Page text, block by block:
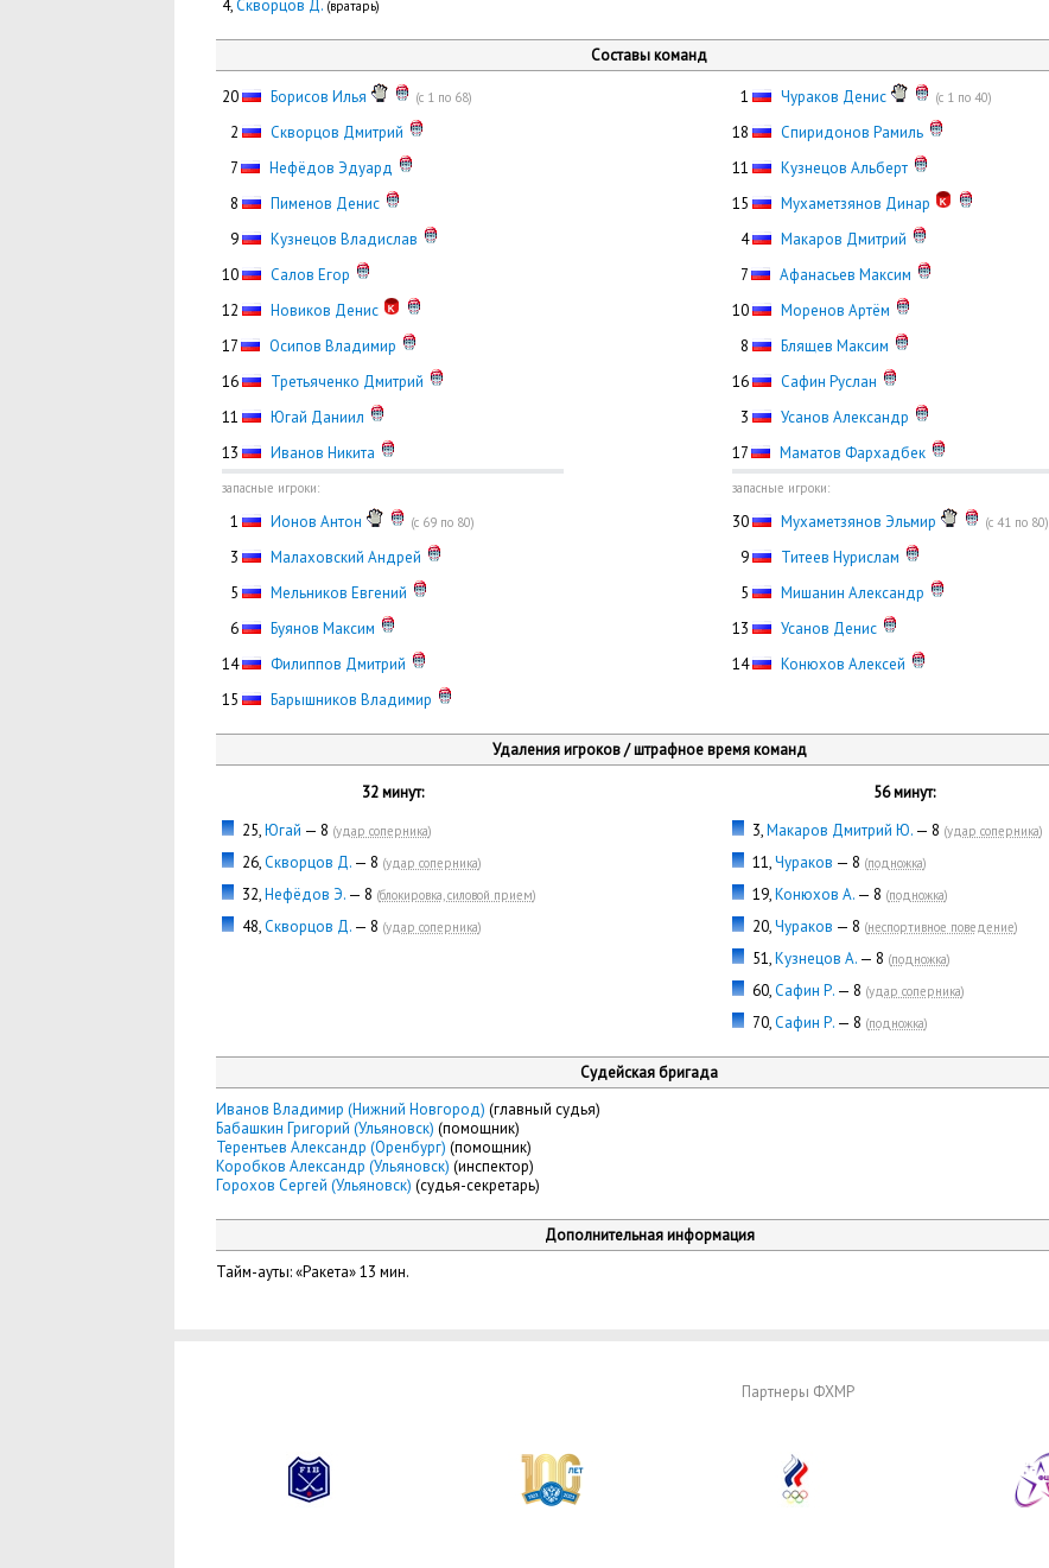
4,Скворцов Д. (вратарь)
Составы команд
20 Борисов Илья (с 1 по 68)
2
Скворцов Дмитрий
7
Нефёдов Эдуард
8
Пименов Денис
9
Кузнецов Владислав
10
Салов Егор
12
Новиков Денис
17
Осипов Владимир
16
Третьяченко Дмитрий
11
Югай Даниил
13
Иванов Никита
запасные игроки:
1 Ионов Антон (с 69 по 80)
3
Малаховский Андрей
5
Мельников Евгений
6
Буянов Максим
14
Филиппов Дмитрий
15
Барышников Владимир
1 Чураков Денис (с 1 по 40)
18
Спиридонов Рамиль
11
Кузнецов Альберт
15
Мухаметзянов Динар
4
Макаров Дмитрий
7
Афанасьев Максим
10
Моренов Артём
8
Блящев Максим
16
Сафин Руслан
3
Усанов Александр
17
Маматов Фархадбек
запасные игроки:
30 Мухаметзянов Эльмир (с 41 по 80)
9
Титеев Нурислам
5
Мишанин Александр
13
Усанов Денис
14
Конюхов Алексей
Удаления игроков / штрафное время команд
32 минут:
25,Югай — 8 (удар соперника)
26,Скворцов Д. — 8 (удар соперника)
32,Нефёдов Э. — 8 (блокировка, силовой прием)
48,Скворцов Д. — 8 (удар соперника)
56 минут:
3,Макаров Дмитрий Ю. — 8 (удар соперника)
11,Чураков — 8 (подножка)
19,Конюхов А. — 8 (подножка)
20,Чураков — 8 (неспортивное поведение)
51,Кузнецов А. — 8 (подножка)
60,Сафин Р. — 8 (удар соперника)
70,Сафин Р. — 8 (подножка)
Судейская бригада
Иванов Владимир (Нижний Новгород) (главный судья)
Бабашкин Григорий (Ульяновск) (помощник)
Терентьев Александр (Оренбург) (помощник)
Коробков Александр (Ульяновск) (инспектор)
Горохов Сергей (Ульяновск) (судья-секретарь)
Дополнительная информация
Тайм-ауты: «Ракета» 13 мин.
Партнеры ФХМР